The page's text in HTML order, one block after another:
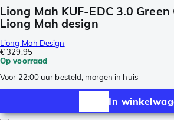
Liong Mah KUF-EDC 3.0 Green
Liong Mah design
Liong Mah Design
€ 329,95
Op voorraad
Voor 22:00 uur besteld, morgen in huis
In